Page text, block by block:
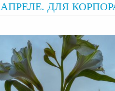
ДЛЯ